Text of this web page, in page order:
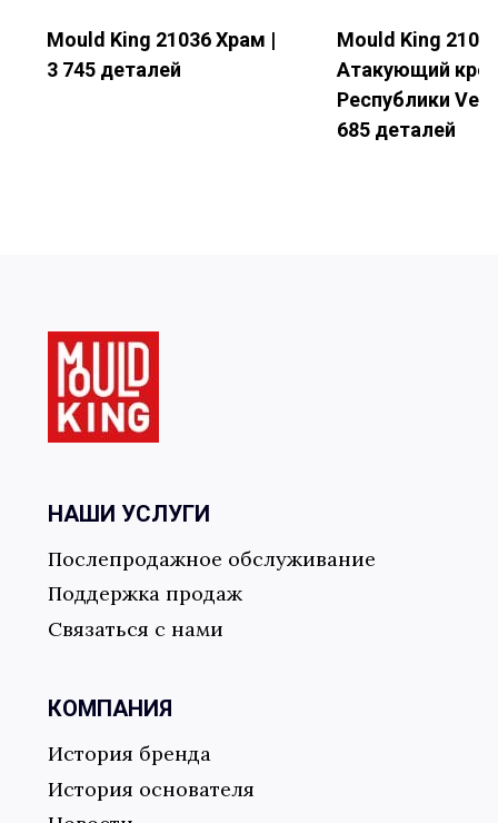
Название компании
Отправить форму
Mould King 21036 Храм |
3 745 деталей
Mould King
Атакующий
Республики
685 деталей
НАШИ УСЛУГИ
Послепродажное обслуживание
Поддержка продаж
Связаться с нами
КОМПАНИЯ
История бренда
История основателя